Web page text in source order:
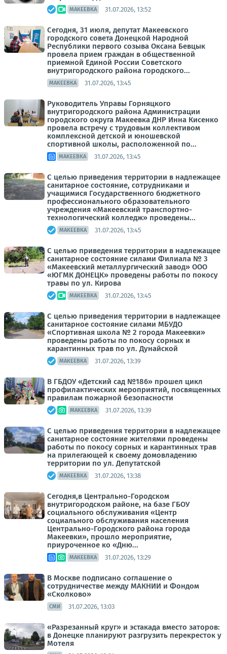
МАКЕЕВКА 31.07.2026, 13:52
Сегодня, 31 июля, депутат Макеевского
городского совета Донецкой Народной
Республики первого созыва Оксана Бевцык
провела прием граждан в общественной
приемной Единой России Советского
внутригородского района городского...
МАКЕЕВКА 31.07.2026, 13:45
Руководитель Управы Горняцкого
внутригородского района Администрации
городского округа Макеевка ДНР Инна Кисенко
провела встречу с трудовым коллективом
комплексной детской и юношевской
спортивной школы, расположенной по...
МАКЕЕВКА 31.07.2026, 13:45
С целью приведения территории в надлежащее
санитарное состояние, сотрудниками и
учащимися Государственного бюджетного
профессионального образовательного
учреждения «Макеевский транспортно-
технологический колледж» проведены...
МАКЕЕВКА 31.07.2026, 13:45
С целью приведения территории в надлежащее
санитарное состояние силами Филиала № 3
«Макеевский металлургический завод» ООО
«ЮГМК ДОНЕЦК» проведены работы по покосу
травы по ул. Кирова
МАКЕЕВКА 31.07.2026, 13:45
С целью приведения территории в надлежащее
санитарное состояние силами МБУДО
«Спортивная школа № 2 города Макеевки»
проведены работы по покосу сорных и
карантинных трав по ул. Дунайской
МАКЕЕВКА 31.07.2026, 13:39
В ГБДОУ «Детский сад №186» прошел цикл
профилактических мероприятий, посвященных
правилам пожарной безопасности
МАКЕЕВКА 31.07.2026, 13:39
С целью приведения территории в надлежащее
санитарное состояние жителями проведены
работы по покосу сорных и карантинных трав
на прилегающей к своему домовладению
территории по ул. Депутатской
МАКЕЕВКА 31.07.2026, 13:38
Сегодня,в Центрально-Городском
внутригородском районе, на базе ГБОУ
социального обслуживания «Центр
социального обслуживания населения
Центрально-Городского района города
Макеевки», прошло мероприятие,
приуроченное ко «Дню...
МАКЕЕВКА 31.07.2026, 13:29
В Москве подписано соглашение о
сотрудничестве между МАКНИИ и Фондом
«Сколково»
СМИ 31.07.2026, 13:03
«Разрезанный круг» и эстакада вместо заторов:
в Донецке планируют разгрузить перекресток у
Мотеля